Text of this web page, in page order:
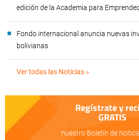
edición de la Academia para
Fondo internacional anuncia nuevas
bolivianas
Ver todas las Noticias »
Regístrate y
GRATIS
nuestro Boletín de